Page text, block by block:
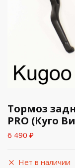
Тормоз
PRO (Куго
6 490 ₽
Нет в наличии